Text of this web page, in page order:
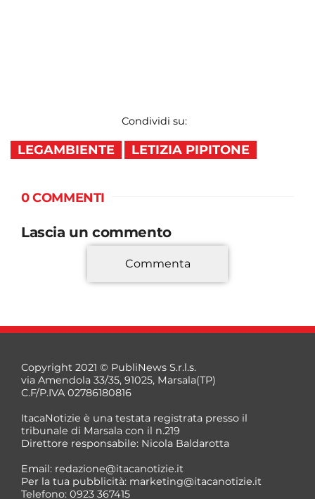
Condividi su:
LEGAMBIENTE LETIZIA PIPITONE
0 COMMENTI
Lascia un commento
*
*
Commenta
Copyright 2021 © PubliNews S.r.l.s.
via Amendola 33/35, 91025, Marsala(TP)
C.F/P.IVA 02786180816
ItacaNotizie è una testata registrata presso il
tribunale di Marsala con il n.219
Direttore responsabile: Nicola Baldarotta
Email: redazione@itacanotizie.it
Per la tua pubblicità: marketing@itacanotizie.it
Telefono: 0923 367415